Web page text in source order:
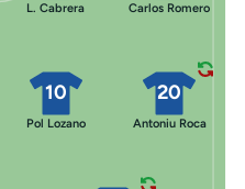
Carlos Romero
L. Cabrera
20
Antoniu Roca
10
Pol Lozano